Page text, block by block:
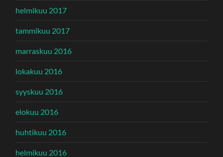
helmikuu 2017
tammikuu 2017
marraskuu 2016
lokakuu 2016
syyskuu 2016
elokuu 2016
huhtikuu 2016
helmikuu 2016